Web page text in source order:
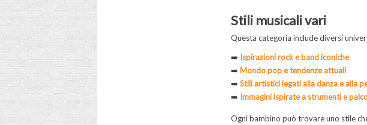
Stili musicali vari
Questa categoria include diversi
➡️ Ispirazioni rock e band iconiche
➡️ Mondo pop e tendenze attuali
➡️ Stili artistici legati alla danza e alla
➡️ Immagini ispirate a strumenti e
Ogni bambino può trovare uno stile